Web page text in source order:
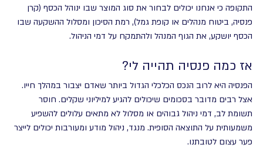
התקופה כי אנחנו יכולים לבחור את סוג המוצר שבו ינוהל הכסף (קרן
פנסיה, ביטוח מנהלים או קופת גמל), רמת הסיכון ומסלול ההשקעה שבו
הכסף יושקע, את הגוף המנהל ולהתמקח על דמי הניהול.
אז כמה פנסיה תהייה לי?
הפנסיה היא לרוב הנכס הכלכלי הגדול ביותר שאדם יצבור במהלך חייו.
אצל רבים מדובר בסכומים שיכולים להגיע למיליוני שקלים. חוסר
תשומת לב, דמי ניהול גבוהים או מסלול לא מתאים עלולים להשפיע
משמעותית על התוצאה הסופית. מנגד, ניהול מודע ומעורבות יכולים לייצר
פער עצום לטובתנו.